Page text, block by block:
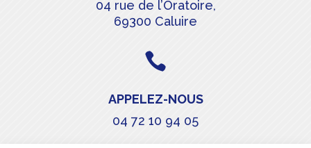
04 rue de l’Oratoire,
69300 Caluire

APPELEZ-NOUS
04 72 10 94 05